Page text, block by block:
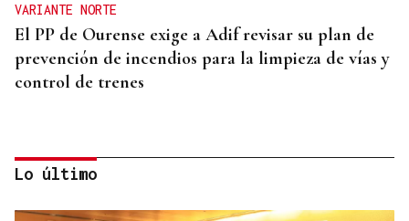
VARIANTE NORTE
El PP de Ourense exige a Adif revisar su plan de
prevención de incendios para la limpieza de vías y
control de trenes
Lo último